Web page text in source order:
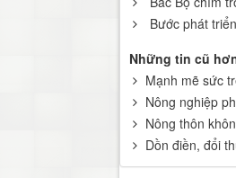
Bước phát
Những tin cũ
Mạnh mẽ sức
Nông nghiệp
Nông thôn
Dồn điền, đổi